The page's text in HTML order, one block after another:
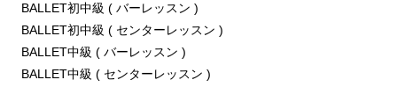
BALLET初中級 ( バーレッスン )
BALLET初中級 ( センターレッスン )
BALLET中級 ( バーレッスン )
BALLET中級 ( センターレッスン )